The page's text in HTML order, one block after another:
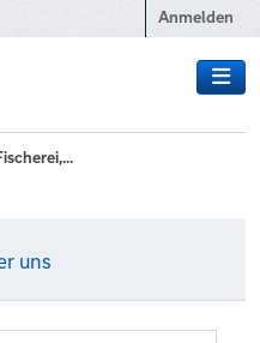
Anmelden
uns